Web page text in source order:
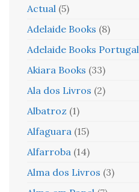
Actual (5)
Adelaide Books (8)
Adelaide Books Portugal
Akiara Books (33)
Ala dos Livros (2)
Albatroz (1)
Alfaguara (15)
Alfarroba (14)
Alma dos Livros (3)